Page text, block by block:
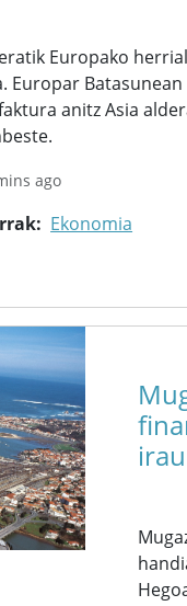
Europako
Europar
anitz Asia
ago
Ekonomia